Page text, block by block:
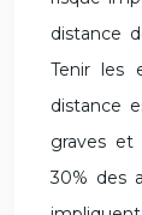
distance
Tenir les
distance
graves et
30% des